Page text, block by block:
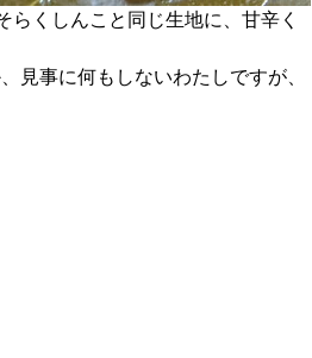
くしんこと同じ生地に、甘辛く
見事に何もしないわたしですが、